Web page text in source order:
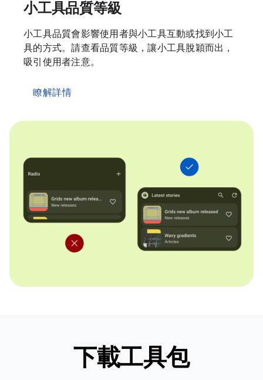
小工具品質等級
小工具品質會影響使用者與小工具互動或找到小工
具的方式。請查看品質等級，讓小工具脫穎而出，
吸引使用者注意。
瞭解詳情
下載工具包